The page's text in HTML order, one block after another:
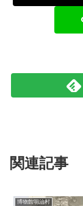
関連記事
博物館明治村